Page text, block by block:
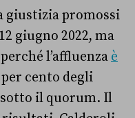
giustizia promossi
giugno 2022, ma
l’affluenza è
cento degli
il quorum. Il